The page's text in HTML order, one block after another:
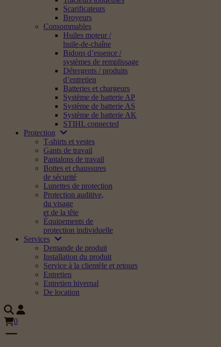
Scarificateurs
Broyeurs
Consommables
Huiles moteur /
huile-de-chaîne
Bidons d’essence /
systèmes de remplissage
Détergents / produits
d’entretien
Batteries et chargeurs
Système de batterie AP
Système de batterie AS
Système de batterie AK
STIHL connected
Protection
T-shirts et vestes
Gants de travail
Pantalons de travail
Bottes et chaussures
de sécurité
Lunettes de protection
Protection auditive,
du visage
et de la tête
Équipements de
protection individuelle
Services
Demande de produit
Installation du produit
Service à la clientèle et retours
Entretien
Entretien hivernal
De location
0